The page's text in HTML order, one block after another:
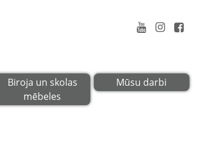
Biroja un skolas
mēbeles
Mūsu darbi